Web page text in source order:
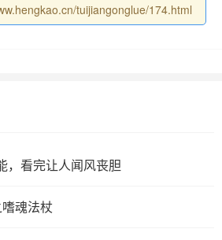
tuijiangonglue/174.html
，看完让人闻风丧胆
魂法杖